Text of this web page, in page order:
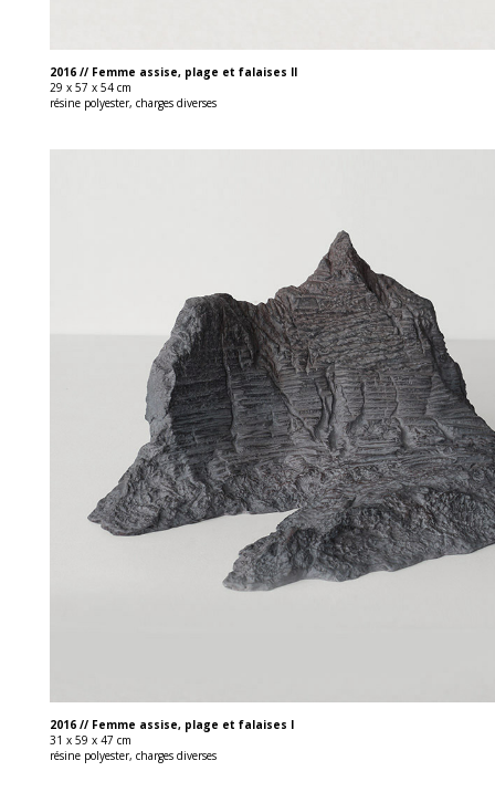
2016 // Femme assise, plage et falaises II
29 x 57 x 54 cm
résine polyester, charges diverses
2016 // Femme assise, plage et falaises I
31 x 59 x 47 cm
résine polyester, charges diverses